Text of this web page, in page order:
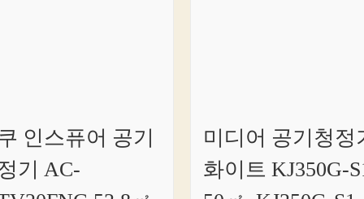
인스퓨어 공기
기 AC-
미디어 공기청정
화이트 KJ350G-